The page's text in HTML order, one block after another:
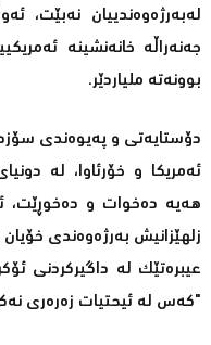
لەبەرژەوەندییان نەبێت،
جەنەراڵە خانەنشینە
بوونەتە ملیاردێر.
دۆستایەتی و پەیوەندی
ئەمریکا و خۆرئاوا، لە
هەیە دەخوات و دەخوڕێت،
زلهێزانیش بەرژەوەندی خۆیان
عیبرەتێک لە داگیرکردنی
"کەس لە ئیحتیات زەرەری